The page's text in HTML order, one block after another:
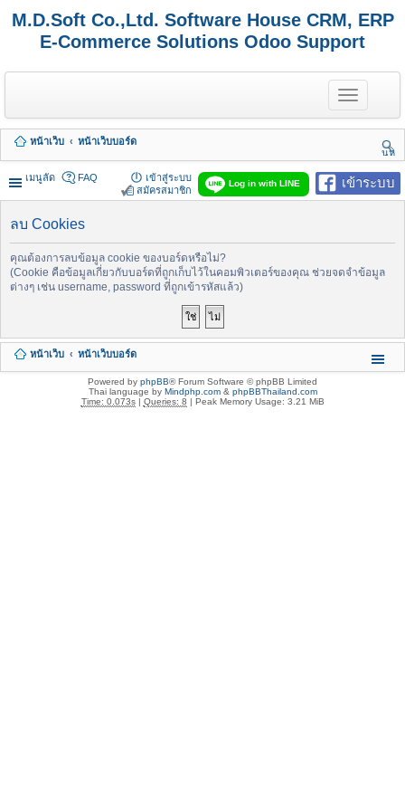
M.D.Soft Co.,Ltd. Software House CRM, ERP
E-Commerce Solutions Odoo Support
T
o
g
e
n
a
v
a
i
หน้าเว็บ
หน้าเว็บบอร์ด
นห
า
เมนูลัด
เข้าระบบ
Log in with LINE
FAQ
เข้าสู่ระบบ
สมัครสมาชิก
ลบ Cookies
คุณต้องการลบข้อมูล cookie ของบอร์ดหรือไม่?
(Cookie คือข้อมูลเกี่ยวกับบอร์ดที่ถูกเก็บไว้ในคอมพิวเตอร์ของคุณ ช่วยจดจำข้อมูล
ต่างๆ เช่น username, password ที่ถูกเข้ารหัสแล้ว)
หน้าเว็บ หน้าเว็บบอร์ด
Powered by phpBB® Forum Software © phpBB Limited
Thai language by Mindphp.com& phpBBThailand.com
Time: 0.073s| Queries: 8 | Peak Memory Usage: 3.21 MiB